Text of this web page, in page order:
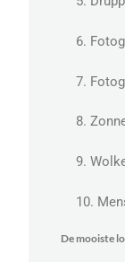
6.
7.
8.
9.
10.
De mooiste